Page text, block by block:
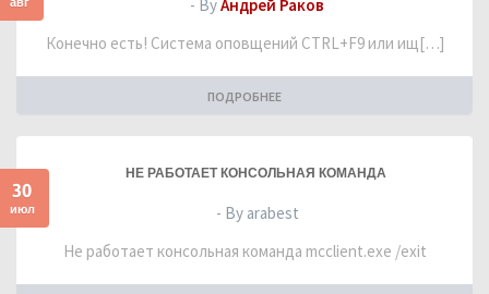
- ByАндрей Раков
Конечно есть! Система оповщений CTRL+F9 или ищ[…]
ПОДРОБНЕЕ
30
июл
НЕ РАБОТАЕТ КОНСОЛЬНАЯ КОМАНДА
- By arabest
Не работает консольная команда mcclient.exe /exit